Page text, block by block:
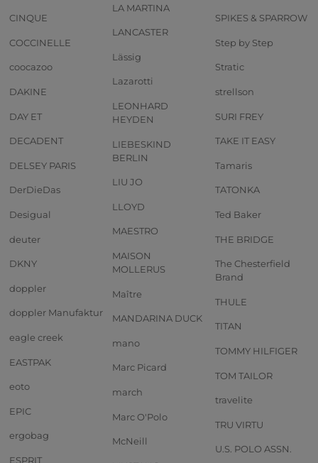
CINQUE
COCCINELLE
coocazoo
DAKINE
DAY ET
DECADENT
DELSEY PARIS
DerDieDas
Desigual
deuter
DKNY
doppler
doppler Manufaktur
eagle creek
EASTPAK
eoto
EPIC
ergobag
ESPRIT
LA MARTINA
LANCASTER
Lässig
Lazarotti
LEONHARD
HEYDEN
LIEBESKIND
BERLIN
LIU JO
LLOYD
MAESTRO
MAISON
MOLLERUS
Maître
MANDARINA DUCK
mano
Marc Picard
march
Marc O'Polo
McNeill
SPIKES & SPARROW
Step by Step
Stratic
strellson
SURI FREY
TAKE IT EASY
Tamaris
TATONKA
Ted Baker
THE BRIDGE
The Chesterfield
Brand
THULE
TITAN
TOMMY HILFIGER
TOM TAILOR
travelite
TRU VIRTU
U.S. POLO ASSN.